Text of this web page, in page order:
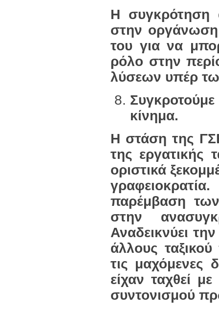
Η συγκρότηση
στην
του για να
ρόλο στην
λύσεων υπέρ
κίνημα.
Η στάση της
της εργατικής
οριστικά
γραφειοκρατία.
παρέμβαση
στην
Αναδεικνύει
άλλους
τις μαχόμενες
είχαν ταχθεί
συντονισμού